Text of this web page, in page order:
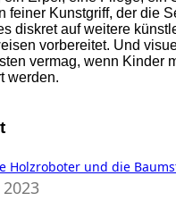
feiner Kunstgriff, der die
diskret auf weitere
vorbereitet. Und
vermag, wenn Kinder
werden.
Holzroboter und die